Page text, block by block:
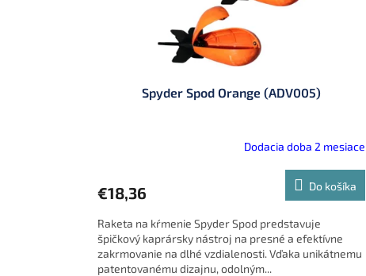
Spyder Spod Orange (ADV005)
Dodacia doba 2 mesiace
€18,36 Do košíka
Raketa na kŕmenie Spyder Spod predstavuje
špičkový kaprársky nástroj na presné a efektívne
zakrmovanie na dlhé vzdialenosti. Vďaka unikátnemu
patentovanému dizajnu, odolným...